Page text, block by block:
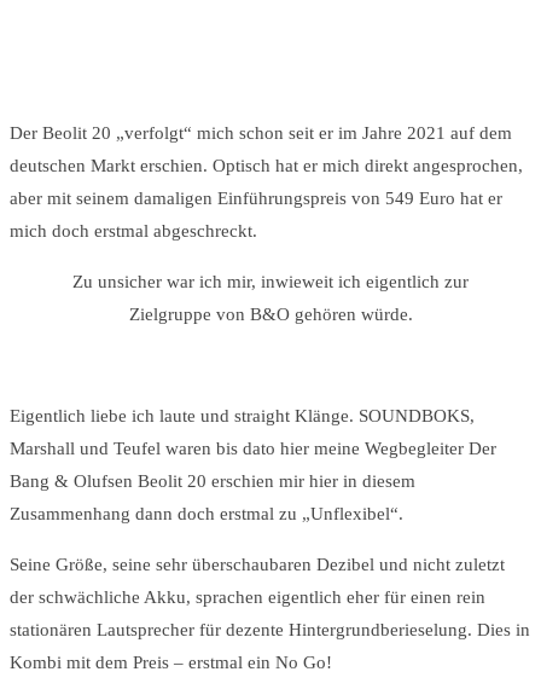
Der Beolit 20 „verfolgt“ mich schon seit er im Jahre 2021 auf dem
deutschen Markt erschien. Optisch hat er mich direkt angesprochen,
aber mit seinem damaligen Einführungspreis von 549 Euro hat er
mich doch erstmal abgeschreckt.
Zu unsicher war ich mir, inwieweit ich eigentlich zur
Zielgruppe von B&O gehören würde.
Eigentlich liebe ich laute und straight Klänge. SOUNDBOKS,
Marshall und Teufel waren bis dato hier meine Wegbegleiter Der
Bang & Olufsen Beolit 20 erschien mir hier in diesem
Zusammenhang dann doch erstmal zu „Unflexibel“.
Seine Größe, seine sehr überschaubaren Dezibel und nicht zuletzt
der schwächliche Akku, sprachen eigentlich eher für einen rein
stationären Lautsprecher für dezente Hintergrundberieselung. Dies in
Kombi mit dem Preis – erstmal ein No Go!